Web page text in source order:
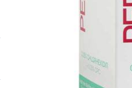
Körperpflege & Kosmetik